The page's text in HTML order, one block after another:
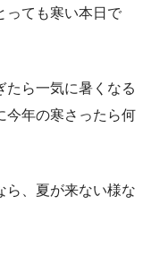
っても寒い本日で
たら一気に暑くなる
今年の寒さったら何
ら、夏が来ない様な